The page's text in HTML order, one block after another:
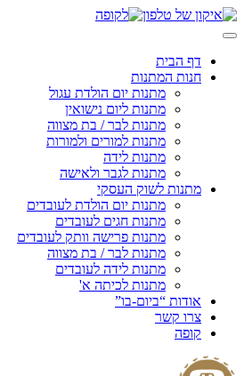
Skip
to
דף הבית
חנות המתנות
מתנות יום הולדת עגול
מתנות ליום נישואין
מתנות לבר / בת מצווה
מתנות למורים ולמורות
מתנות לידה
מתנות לגבר ולאישה
מתנות לשוק העסקי
מתנות יום הולדת לעובדים
מתנות חגים לעובדים
מתנות פרישה וותק לעובדים
מתנות לבר / בת מצווה
מתנות לידה לעובדים
מתנות לכיתה א'
אודות “ביום-בו”
צרו קשר
קופה